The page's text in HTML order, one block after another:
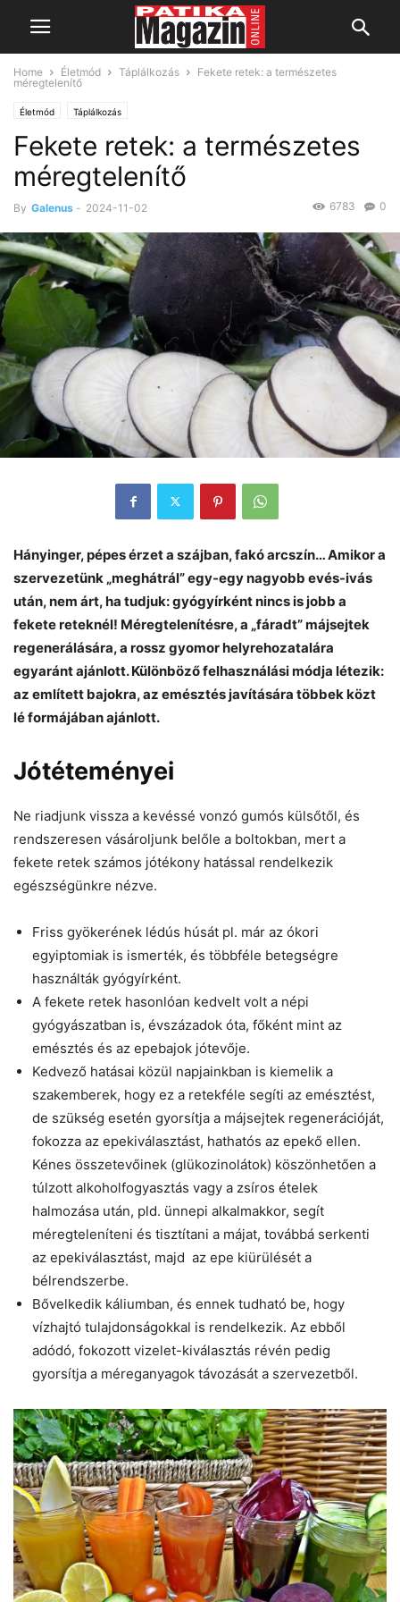
Home Életmód Táplálkozás
Fekete retek: a természetes
méregtelenítő
Életmód Táplálkozás
Fekete retek: a természetes
méregtelenítő
By Galenus - 2024-11-02 0
6783
Hányinger, pépes érzet a szájban, fakó arcszín… Amikor a
szervezetünk „meghátrál” egy-egy nagyobb evés-ivás
után, nem árt, ha tudjuk: gyógyírként nincs is jobb a
fekete reteknél! Méregtelenítésre, a „fáradt” májsejtek
regenerálására, a rossz gyomor helyrehozatalára
egyaránt ajánlott. Különböző felhasználási módja létezik:
az említett bajokra, az emésztés javítására többek közt
lé formájában ajánlott.
Jótéteményei
Ne riadjunk vissza a kevéssé vonzó gumós külsőtől, és
rendszeresen vásároljunk belőle a boltokban, mert a
fekete retek számos jótékony hatással rendelkezik
egészségünkre nézve.
Friss gyökerének lédús húsát pl. már az ókori
egyiptomiak is ismerték, és többféle betegségre
használták gyógyírként.
A fekete retek hasonlóan kedvelt volt a népi
gyógyászatban is, évszázadok óta, főként mint az
emésztés és az epebajok jótevője.
Kedvező hatásai közül napjainkban is kiemelik a
szakemberek, hogy ez a retekféle segíti az emésztést,
de szükség esetén gyorsítja a májsejtek regenerációját,
fokozza az epekiválasztást, hathatós az epekő ellen.
Kénes összetevőinek (glükozinolátok) köszönhetően a
túlzott alkoholfogyasztás vagy a zsíros ételek
halmozása után, pld. ünnepi alkalmakkor, segít
méregteleníteni és tisztítani a májat, továbbá serkenti
az epekiválasztást, majd az epe kiürülését a
bélrendszerbe.
Bővelkedik káliumban, és ennek tudható be, hogy
vízhajtó tulajdonságokkal is rendelkezik. Az ebből
adódó, fokozott vizelet-kiválasztás révén pedig
gyorsítja a méreganyagok távozását a szervezetből.